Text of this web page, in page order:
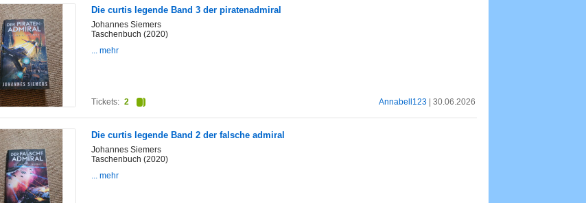
Die curtis legende Band 3 der piratenadmiral
Johannes Siemers
Taschenbuch (2020)
... mehr
Annabell123 | 30.06.2026
Tickets: 2
Die curtis legende Band 2 der falsche admiral
Johannes Siemers
Taschenbuch (2020)
... mehr